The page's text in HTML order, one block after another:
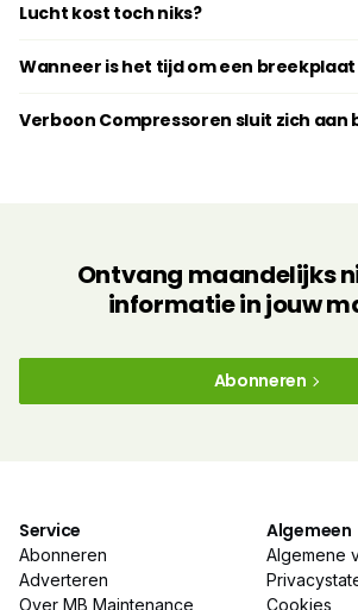
Lucht kost toch niks?
Wanneer is het tijd om een
Verboon Compressoren sluit zich aan
Ontvang maandelijks
informatie in jouw
Abonneren
Service
Abonneren
Adverteren
Over MB Maintenance
Algemeen
Algemene
Cookies